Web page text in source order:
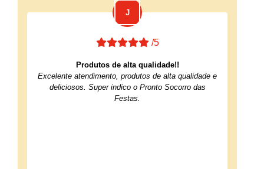
/5
Produtos de alta qualidade!!
Excelente atendimento, produtos de alta qualidade e
deliciosos. Super indico o Pronto Socorro das
Festas.